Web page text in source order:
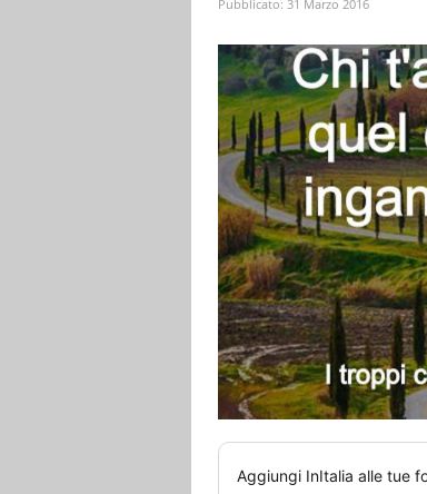
Pubblicato: 31 Marzo 2016
Aggiungi InItalia alle tue